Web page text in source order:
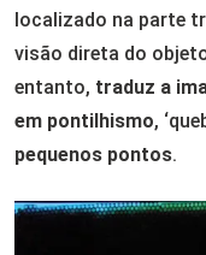
localizado na parte
visão direta do
entanto, traduz a
em pontilhismo,
pequenos pontos.